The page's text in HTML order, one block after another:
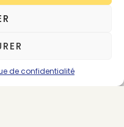
de confidentialité